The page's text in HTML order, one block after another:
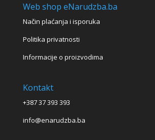
Web shop eNarudzba.ba
Način plaćanja i isporuka
Politika privatnosti
Informacije o proizvodima
Kontakt
+387 37 393 393
info@enarudzba.ba